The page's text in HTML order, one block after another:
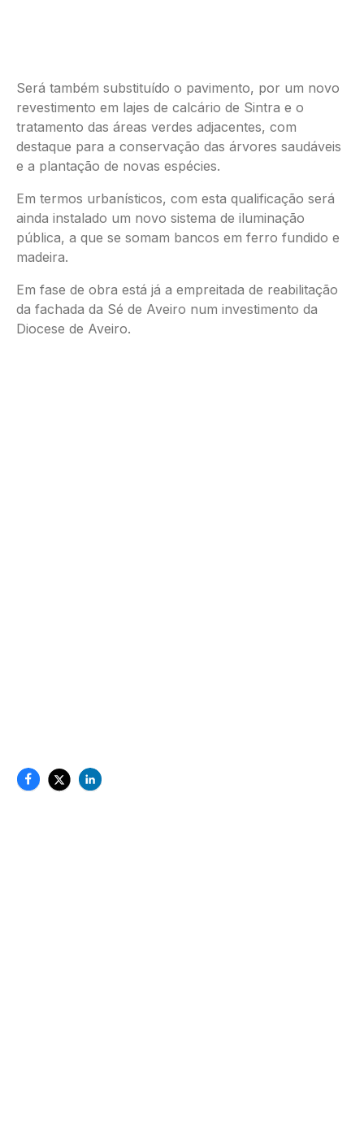
Será também substituído o pavimento, por um novo
revestimento em lajes de calcário de Sintra e o
tratamento das áreas verdes adjacentes, com
destaque para a conservação das árvores saudáveis
e a plantação de novas espécies.
Em termos urbanísticos, com esta qualificação será
ainda instalado um novo sistema de iluminação
pública, a que se somam bancos em ferro fundido e
madeira.
Em fase de obra está já a empreitada de reabilitação
da fachada da Sé de Aveiro num investimento da
Diocese de Aveiro.